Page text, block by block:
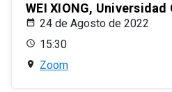
WEI XIONG,
24 de Agosto de 2022
15:30
Zoom